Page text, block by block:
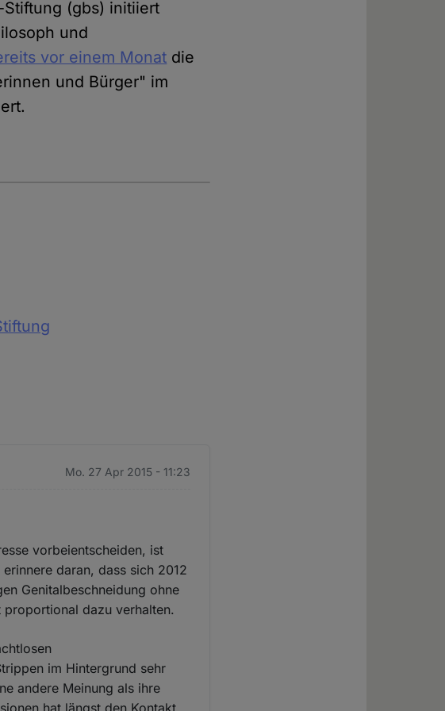
(gbs) initiiert
und
vor einem Monat die
und Bürger" im
Mo. 27 Apr 2015 - 11:23
vorbeientscheiden, ist
daran, dass sich 2012
Genitalbeschneidung ohne
dazu verhalten.
im Hintergrund sehr
andere Meinung als ihre